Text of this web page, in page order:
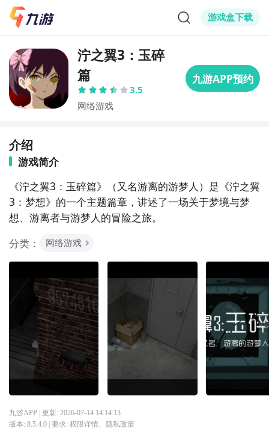
游戏盒下载
泞之翼3：玉碎
篇
3.5
网络游戏
介绍
游戏简介
《泞之翼3：玉碎篇》（又名游离的游梦人）是《泞之翼
3：梦想》的一个主题篇章，讲述了一场关于梦境与梦
想、游离者与游梦人的冒险之旅。
分类：
网络游戏
九游APP | 更新: 2026-07-14 14:14:13
版本: 8.5.4.0| 要求: 权限详情、 隐私政策